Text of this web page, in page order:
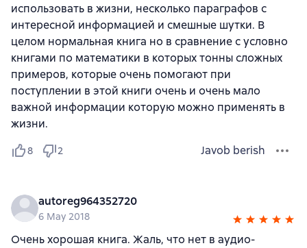
использовать в жизни, несколько параграфов с
интересной информацией и смешные шутки. В
целом нормальная книга но в сравнение с условно
книгами по математики в которых тонны сложных
примеров, которые очень помогают при
поступлении в этой книги очень и очень мало
важной информации которую можно применять в
жизни.
8 2 Javob berish
autoreg964352720
6 May 2018
Очень хорошая книга. Жаль, что нет в аудио-